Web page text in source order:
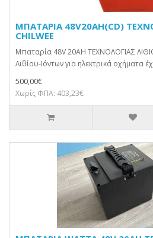
ΜΠΑΤΑΡΙΑ 48V20AH(CD)
CHILWEE
Μπαταρία 48V 20AH ΤΕΧΝΟΛΟΓΙΑΣ
Λιθίου-Ιόντων για ηλεκτρικά οχήματα
500,00€
Χωρίς ΦΠΑ: 403,23€